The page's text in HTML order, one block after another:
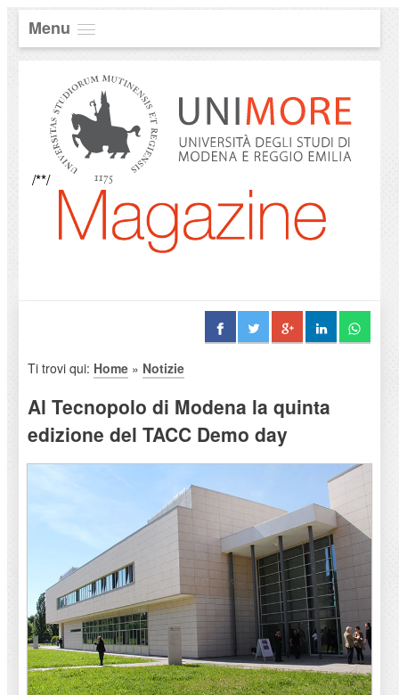
Menu
/**/
Ti trovi qui: Home» Notizie
Al Tecnopolo di Modena la quinta
edizione del TACC Demo day